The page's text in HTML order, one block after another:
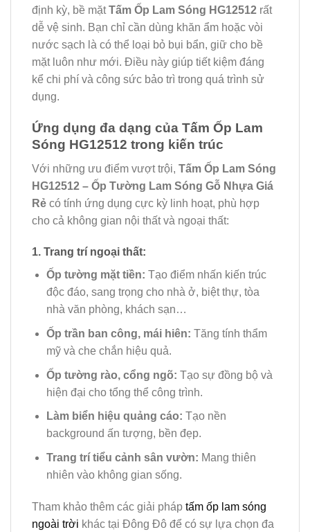
định kỳ, bề mặtTấm Ốp Lam Sóng HG12512 rất
dễ vệ sinh. Bạn chỉ cần dùng khăn ẩm hoặc vòi
nước sạch là có thể loại bỏ bụi bẩn, giữ cho bề
mặt luôn như mới. Điều này giúp tiết kiệm đáng
kể chi phí và công sức bảo trì trong quá trình sử
dụng.
Ứng dụng đa dạng của Tấm Ốp Lam
Sóng HG12512 trong kiến trúc
Với những ưu điểm vượt trội, Tấm Ốp Lam Sóng
HG12512 – Ốp Tường Lam Sóng Gỗ Nhựa Giá
Rẻ có tính ứng dụng cực kỳ linh hoạt, phù hợp
cho cả không gian nội thất và ngoại thất:
1. Trang trí ngoại thất:
Ốp tường mặt tiền: Tạo điểm nhấn kiến trúc
độc đáo, sang trọng cho nhà ở, biệt thự, tòa
nhà văn phòng, khách sạn…
Ốp trần ban công, mái hiên: Tăng tính thẩm
mỹ và che chắn hiệu quả.
Ốp tường rào, cổng ngõ: Tạo sự đồng bộ và
hiện đại cho tổng thể công trình.
Làm biển hiệu quảng cáo: Tạo nền
background ấn tượng, bền đẹp.
Trang trí tiểu cảnh sân vườn: Mang thiên
nhiên vào không gian sống.
Tham khảo thêm các giải pháp tấm ốp lam sóng
ngoài trời khác tại Đông Đô để có sự lựa chọn đa